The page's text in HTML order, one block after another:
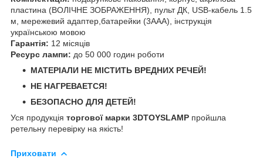
пластина (ВОЛІЧНЕ ЗОБРАЖЕННЯ), пульт ДК, USB-кабель 1.5
м, мережевий адаптер,батарейки (3ААА), інструкція
українською мовою
Гарантія: 12 місяців
Ресурс лампи: до 50 000 годин роботи
МАТЕРІАЛИ НЕ МІСТИТЬ ВРЕДНИХ РЕЧЕЙ!
НЕ НАГРЕВАЕТСЯ!
БЕЗОПАСНО ДЛЯ ДЕТЕЙ!
Уся продукція торгової марки 3DTOYSLAMP пройшла
ретельну перевірку на якість!
Приховати